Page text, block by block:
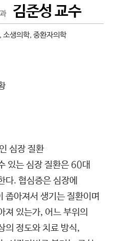
김준성 교수
소생의학, 중환자의학
심장 질환
있는 심장 질환은 60대
다. 협심증은 심장에
좁아져서 생기는 질환이며
져 있는가, 어느 부위의
의 정도와 치료 방식,